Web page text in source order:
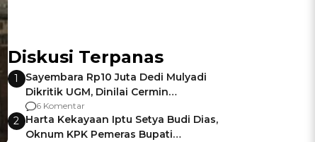
Diskusi Terpanas
1
Sayembara Rp10 Juta Dedi Mulyadi
Dikritik UGM, Dinilai Cermin
Gagalnya Negara Jamin Keamanan
6 Komentar
2 Harta Kekayaan Iptu Setya Budi Dias,
Oknum KPK Pemeras Bupati